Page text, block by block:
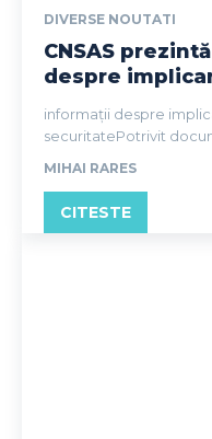
DIVERSE NOUTATI
CNSAS
despre
informații despre
securitatePotrivit
MIHAI RARES
CITESTE